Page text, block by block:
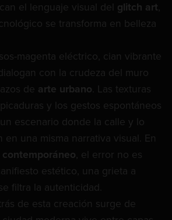
el lenguaje visual del glitch art,
se transforma en belleza
magenta eléctrico, cian vibrante
con la crudeza del muro
de arte urbano . Las texturas
y los gestos espontáneos
escenario donde la calle y lo
en una misma narrativa visual. En
, el error no es
estético, una grieta a
filtra la autenticidad.
de esta creación surge de